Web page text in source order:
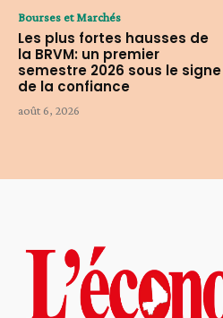
Bourses et Marchés
Les plus fortes hausses de
la BRVM: un premier
semestre 2026 sous le signe
de la confiance
août 6, 2026